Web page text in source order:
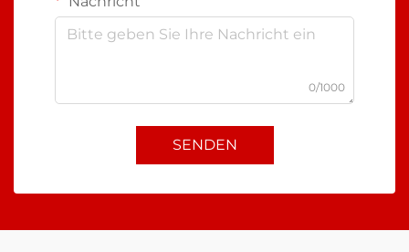
0/1000
SENDEN